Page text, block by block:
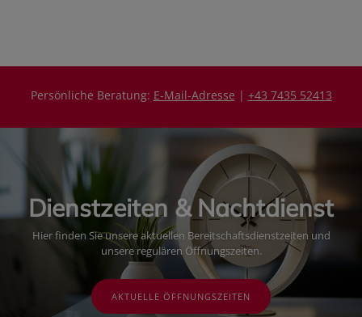
Persönliche Beratung: E-Mail-Adresse | +43 7435 52413
Dienstzeiten & Nachtdienst
Hier finden Sie unsere aktuellen Bereitschaftsdienstzeiten und
unsere regulären Öffnungszeiten.
AKTUELLE ÖFFNUNGSZEITEN